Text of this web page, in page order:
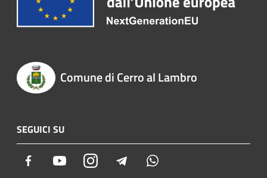
Comune di Cerro al Lambro
SEGUICI SU
Facebook YoutubeInstagram Telegram